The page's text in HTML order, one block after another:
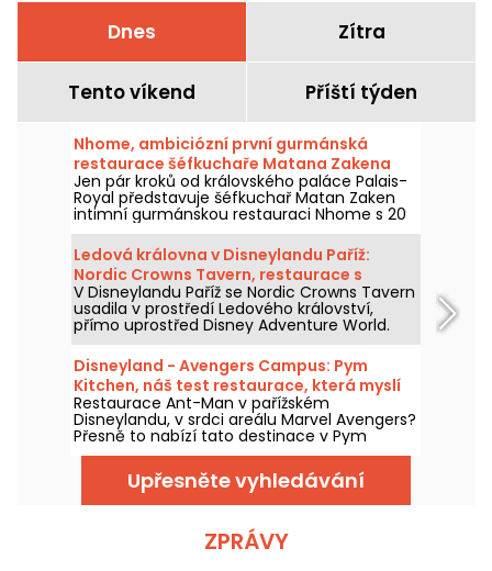
Dnes Zítra
Tento víkend Příští týden
Nhome, ambiciózní první gurmánská
restaurace šéfkuchaře Matana Zakena
Jen pár kroků od královského paláce Palais-
Royal představuje šéfkuchař Matan Zaken
intimní gurmánskou restauraci Nhome s 20
místy a jedinečným a ambiciózním
degustačním menu.
Ledová královna v Disneylandu Paříž:
Nordic Crowns Tavern, restaurace s
autentickými severskými specialitami
V Disneylandu Paříž se Nordic Crowns Tavern
usadila v prostředí Ledového království,
přímo uprostřed Disney Adventure World.
Tento nový restaurant, laděný do
skandinávského stylu, nabízí návštěvníkům
pokračování zážitku z Arendelle
prostřednictvím atmosféry, dekorací a
speciální nabídky jídel připravené právě pro
tuto část parku. Vyzkoušeli jsme a máme
vám co povědět!
Disneyland - Avengers Campus: Pym
Kitchen, náš test restaurace, která myslí
ve velkém i v malém
Restaurace Ant-Man v pařížském
Disneylandu, v srdci areálu Marvel Avengers?
Přesně to nabízí tato destinace v Pym
Kitchen, novém bufetu "all-you-can-eat" s
neúměrně velkými produkty v obřích nebo
miniaturních verzích. Je to zábavný a hravý
způsob, jak si vychutnat jídlo pro tuto
laboratoří doktora Hanka Pyma. Vyzkoušeli
jsme to a všechno vám o tom povíme!
Upřesněte vyhledávání
ZPRÁVY